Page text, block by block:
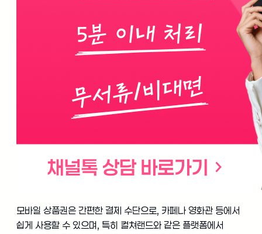
모바일 상품권은 간편한 결제 수단으로, 카페나 영화관 등에서
쉽게 사용할 수 있으며, 특히 컬쳐랜드와 같은 플랫폼에서